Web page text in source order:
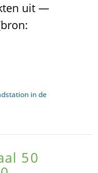
uit —
in de
50